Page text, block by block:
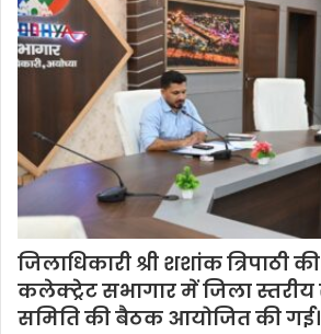
जिलाधिकारी श्री शशांक त्रिपाठी
कलेक्ट्रेट सभागार में जिला स्तरीय
समिति की बैठक आयोजित की गई।